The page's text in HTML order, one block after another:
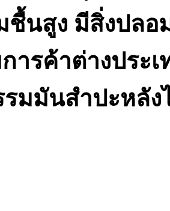
ชื้นสูง มีสิ่งปล
การค้าต่างประ
มมันสำปะหลัง